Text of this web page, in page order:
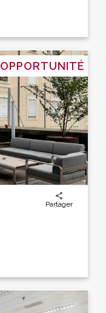
OPPORTUNITÉ
Partager